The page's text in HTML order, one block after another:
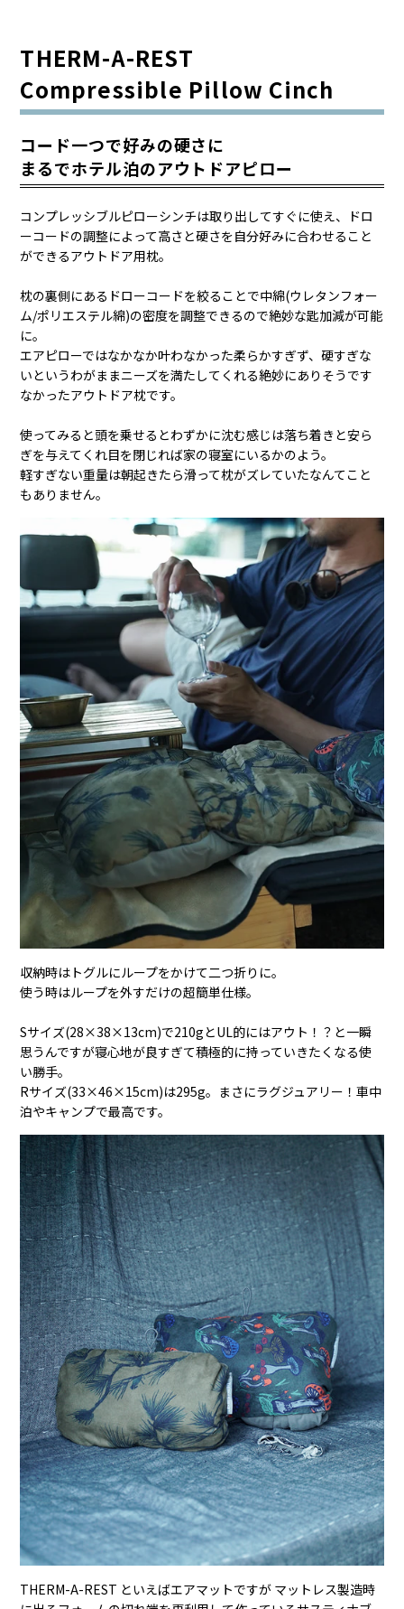
THERM-A-REST
Compressible Pillow Cinch
コード一つで好みの硬さに
まるでホテル泊のアウトドアピロー
コンプレッシブルピローシンチは取り出してすぐに使え、ドロ
ーコードの調整によって高さと硬さを自分好みに合わせること
ができるアウトドア用枕。
枕の裏側にあるドローコードを絞ることで中綿(ウレタンフォー
ム/ポリエステル綿)の密度を調整できるので絶妙な匙加減が可能
に。
エアピローではなかなか叶わなかった柔らかすぎず、硬すぎな
いというわがままニーズを満たしてくれる絶妙にありそうです
なかったアウトドア枕です。
使ってみると頭を乗せるとわずかに沈む感じは落ち着きと安ら
ぎを与えてくれ目を閉じれば家の寝室にいるかのよう。
軽すぎない重量は朝起きたら滑って枕がズレていたなんてこと
もありません。
収納時はトグルにループをかけて二つ折りに。
使う時はループを外すだけの超簡単仕様。
Sサイズ(28×38×13cm)で210gとUL的にはアウト！？と一瞬
思うんですが寝心地が良すぎて積極的に持っていきたくなる使
い勝手。
Rサイズ(33×46×15cm)は295g。まさにラグジュアリー！車中
泊やキャンプで最高です。
THERM-A-REST といえばエアマットですが マットレス製造時